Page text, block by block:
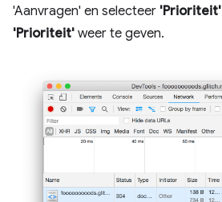
'Aanvragen' en selecteer 'Prioriteit'
'Prioriteit' weer te geven.